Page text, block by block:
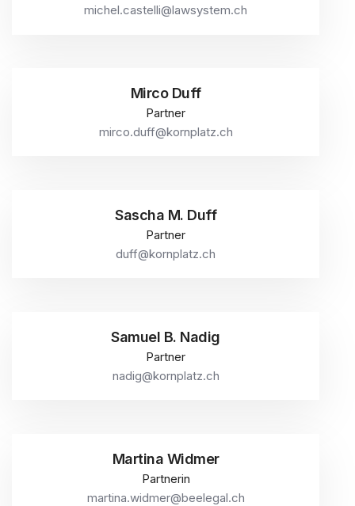
michel.castelli@lawsystem.ch
Mirco Duff
Partner
mirco.duff@kornplatz.ch
Sascha M. Duff
Partner
duff@kornplatz.ch
Samuel B. Nadig
Partner
nadig@kornplatz.ch
Martina Widmer
Partnerin
martina.widmer@beelegal.ch